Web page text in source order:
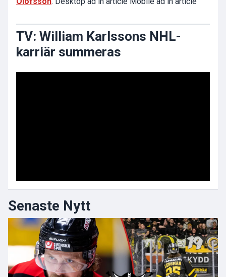
TV: William Karlssons NHL-
karriär summeras
Senaste Nytt